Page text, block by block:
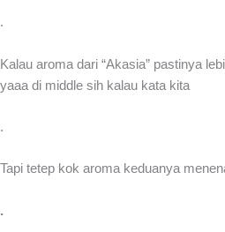
.
Kalau aroma dari “Akasia” pastinya
yaaa di middle sih kalau kata kita
.
Tapi tetep kok aroma keduanya
.